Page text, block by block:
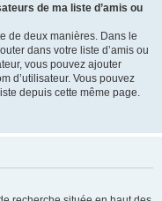
de ma liste d’amis ou
de deux manières. Dans le
dans votre liste d’amis ou
vous pouvez ajouter
d’utilisateur. Vous pouvez
depuis cette même page.